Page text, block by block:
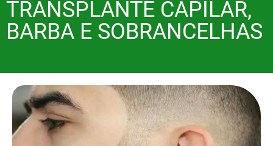
TRANSPLANTE CAPILAR,
BARBA E SOBRANCELHAS